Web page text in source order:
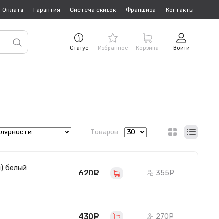
Оплата Гарантия Система скидок Франшиза Контакты
Статус Избранное Корзина Войти
Товаров
белый
620 руб. 355
430 руб. 270